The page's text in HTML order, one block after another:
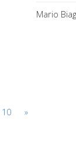
Mario
10 »